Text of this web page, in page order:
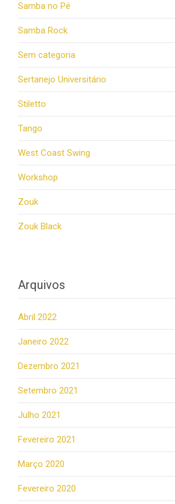
Samba no Pé
Samba Rock
Sem categoria
Sertanejo Universitário
Stiletto
Tango
West Coast Swing
Workshop
Zouk
Zouk Black
Arquivos
Abril 2022
Janeiro 2022
Dezembro 2021
Setembro 2021
Julho 2021
Fevereiro 2021
Março 2020
Fevereiro 2020